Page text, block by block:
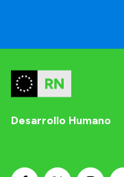
Desarrollo Humano